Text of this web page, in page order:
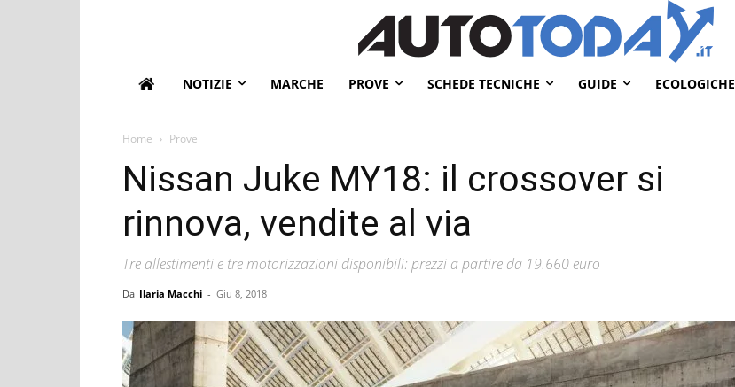
NOTIZIE MARCHE PROVE SCHEDE TECNICHE GUIDE ECOLOGICHE
Home Prove
Nissan Juke MY18: il crossover si
rinnova, vendite al via
Tre allestimenti e tre motorizzazioni disponibili: prezzi a partire da 19.660 euro
Da Ilaria Macchi - Giu 8, 2018